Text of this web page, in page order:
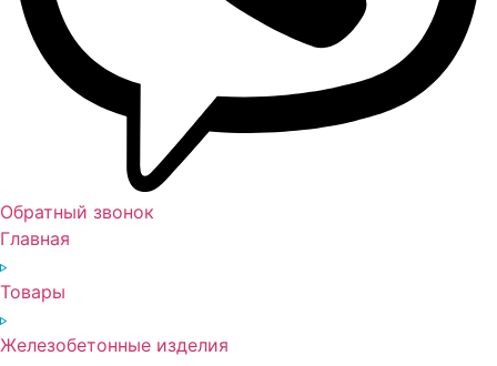
Обратный звонок
Главная
Товары
Железобетонные изделия